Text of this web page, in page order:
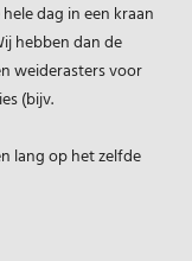
vanaf €75
dag in een kraan
hebben dan de
weiderasters voor
(bijv.
lang op het zelfde